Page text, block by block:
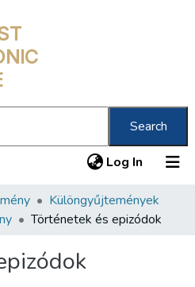
Search
Log In (current)
Különgyűjtemények
Történetek és epizódok